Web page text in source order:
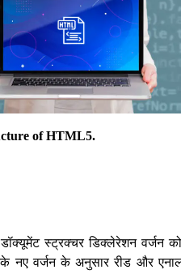
of HTML5.
स्ट्रक्चर डिक्लेरेशन वर्जन
नए वर्जन के अनुसार रीड और